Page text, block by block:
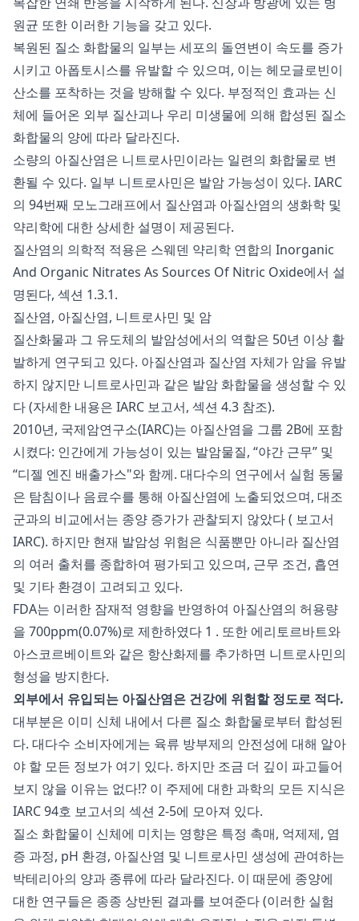
원균 또한 이러한 기능을 갖고 있다.
복원된 질소 화합물의 일부는 세포의 돌연변이 속도를 증가
시키고 아폽토시스를 유발할 수 있으며, 이는 헤모글로빈이
산소를 포착하는 것을 방해할 수 있다. 부정적인 효과는 신
체에 들어온 외부 질산괴나 우리 미생물에 의해 합성된 질소
화합물의 양에 따라 달라진다.
소량의 아질산염은 니트로사민이라는 일련의 화합물로 변
환될 수 있다. 일부 니트로사민은 발암 가능성이 있다. IARC
의 94번째 모노그래프에서 질산염과 아질산염의 생화학 및
약리학에 대한 상세한 설명이 제공된다.
질산염의 의학적 적용은 스웨덴 약리학 연합의 Inorganic
And Organic Nitrates As Sources Of Nitric Oxide에서 설
명된다, 섹션 1.3.1.
질산염, 아질산염, 니트로사민 및 암
질산화물과 그 유도체의 발암성에서의 역할은 50년 이상 활
발하게 연구되고 있다. 아질산염과 질산염 자체가 암을 유발
하지 않지만 니트로사민과 같은 발암 화합물을 생성할 수 있
다 (자세한 내용은 IARC 보고서, 섹션 4.3 참조).
2010년, 국제암연구소(IARC)는 아질산염을 그룹 2B에 포함
시켰다: 인간에게 가능성이 있는 발암물질, “야간 근무” 및
“디젤 엔진 배출가스"와 함께. 대다수의 연구에서 실험 동물
은 탐침이나 음료수를 통해 아질산염에 노출되었으며, 대조
군과의 비교에서는 종양 증가가 관찰되지 않았다 ( 보고서
IARC). 하지만 현재 발암성 위험은 식품뿐만 아니라 질산염
의 여러 출처를 종합하여 평가되고 있으며, 근무 조건, 흡연
및 기타 환경이 고려되고 있다.
FDA는 이러한 잠재적 영향을 반영하여 아질산염의 허용량
을 700ppm(0.07%)로 제한하였다 1 . 또한 에리토르바트와
아스코르베이트와 같은 항산화제를 추가하면 니트로사민의
형성을 방지한다.
외부에서 유입되는 아질산염은 건강에 위험할 정도로 적다.
대부분은 이미 신체 내에서 다른 질소 화합물로부터 합성된
다. 대다수 소비자에게는 육류 방부제의 안전성에 대해 알아
야 할 모든 정보가 여기 있다. 하지만 조금 더 깊이 파고들어
보지 않을 이유는 없다!? 이 주제에 대한 과학의 모든 지식은
IARC 94호 보고서의 섹션 2-5에 모아져 있다.
질소 화합물이 신체에 미치는 영향은 특정 촉매, 억제제, 염
증 과정, pH 환경, 아질산염 및 니트로사민 생성에 관여하는
박테리아의 양과 종류에 따라 달라진다. 이 때문에 종양에
대한 연구들은 종종 상반된 결과를 보여준다 (이러한 실험